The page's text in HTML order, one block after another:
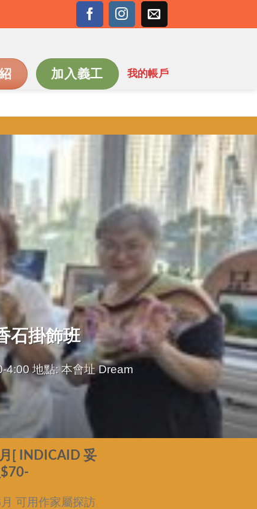
加入義工 我的帳戶
石掛飾班
4:00 地點: 本會址 Dream
[ INDICAID 妥
可用作家屬探訪